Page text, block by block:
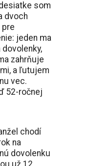
som
dvoch
pre
jeden ma
dovolenky,
zahrňuje
a ľutujem
vec.
52-ročnej
chodí
na
dovolenku